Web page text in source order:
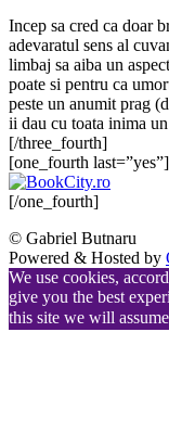
Incep sa cred ca doar
adevaratul sens al
limbaj sa aiba un
poate si pentru ca
peste un anumit prag
ii dau cu toata inima
[/three_fourth]
[one_fourth last=”yes”]
[/one_fourth]
© Gabriel Butnaru
Powered & Hosted by
We use cookies,
give you the best
this site we will